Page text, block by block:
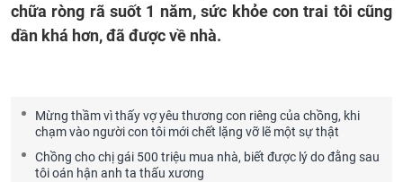
chữa ròng rã suốt 1 năm, sức khỏe con trai tôi cũng
dần khá hơn, đã được về nhà.
Mừng thầm vì thấy vợ yêu thương con riêng của chồng, khi
chạm vào người con tôi mới chết lặng vỡ lẽ một sự thật
Chồng cho chị gái 500 triệu mua nhà, biết được lý do đằng sau
tôi oán hận anh ta thấu xương